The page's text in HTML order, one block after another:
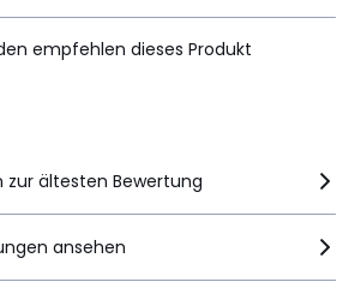
empfehlen dieses Produkt
empfehlen dieses Produkt
zur ältesten Bewertung
ansehen